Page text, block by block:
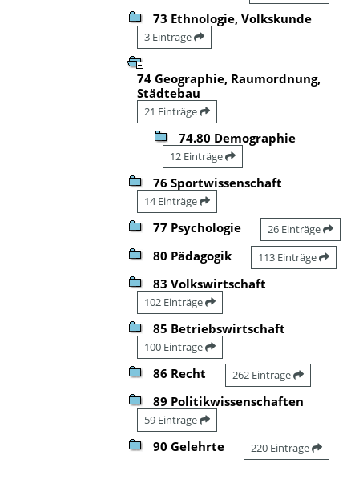
73 Ethnologie, Volkskunde
3 Einträge
74 Geographie, Raumordnung,
Städtebau
21 Einträge
74.80 Demographie
12 Einträge
76 Sportwissenschaft
14 Einträge
77 Psychologie 26 Einträge
80 Pädagogik 113 Einträge
83 Volkswirtschaft
102 Einträge
85 Betriebswirtschaft
100 Einträge
86 Recht 262 Einträge
89 Politikwissenschaften
59 Einträge
90 Gelehrte 220 Einträge